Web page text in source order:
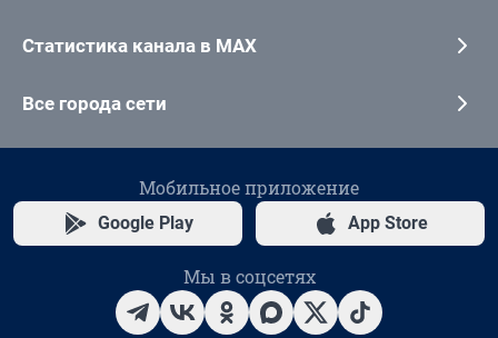
Статистика канала в MAX
Все города сети
Мобильное приложение
Google Play App Store
Мы в соцсетях